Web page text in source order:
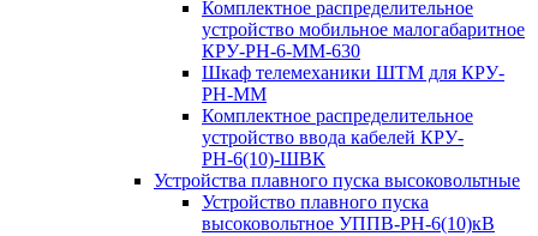
Комплектное распределительное
устройство мобильное малогабаритное
КРУ-РН-6-ММ-630
Шкаф телемеханики ШТМ для КРУ-
РН-ММ
Комплектное распределительное
устройство ввода кабелей КРУ-
РН-6(10)-ШВК
Устройства плавного пуска высоковольтные
Устройство плавного пуска
высоковольтное УППВ-РН-6(10)кВ